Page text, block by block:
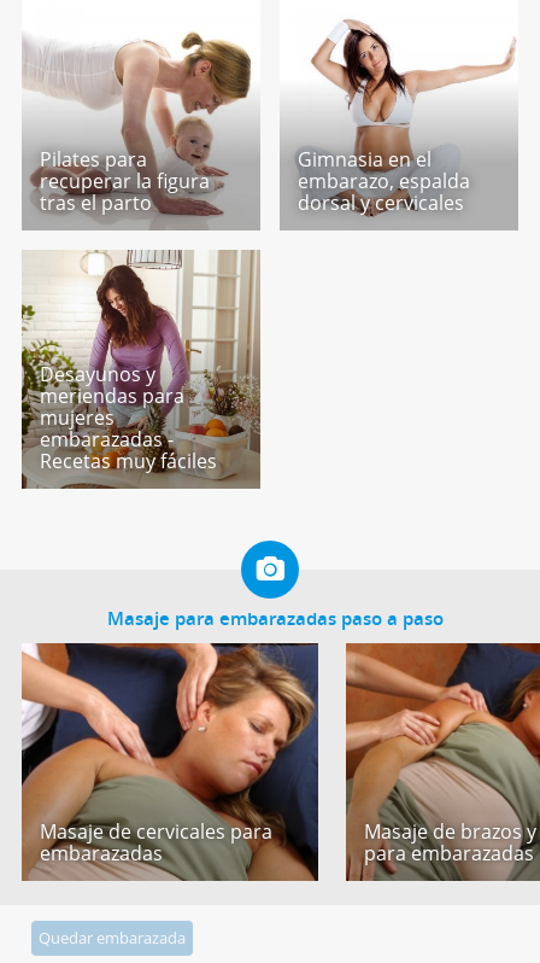
Pilates para
recuperar la figura
tras el parto
Gimnasia en el
embarazo, espalda
dorsal y cervicales
Desayunos y
meriendas para
mujeres
embarazadas -
Recetas muy fáciles
Masaje para embarazadas paso a paso
Masaje de cervicales para
embarazadas
Masaje de brazos
para embarazadas
Quedar embarazada